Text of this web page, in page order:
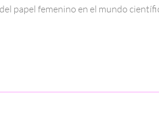
papel femenino en el mundo